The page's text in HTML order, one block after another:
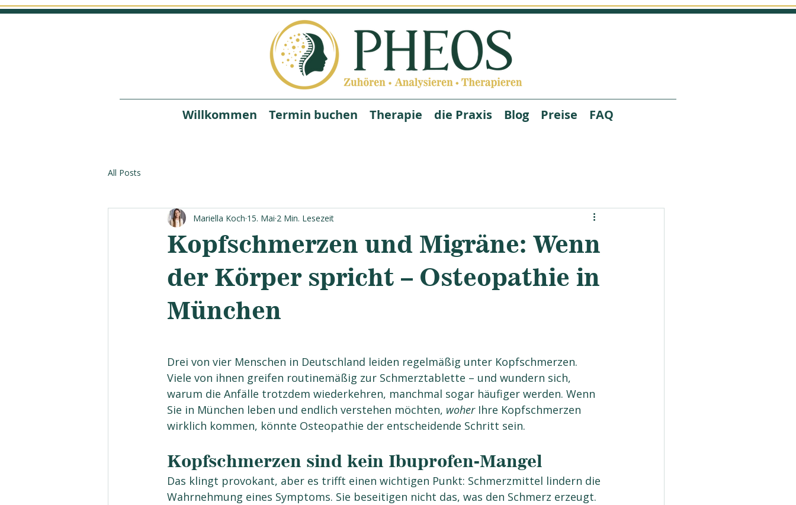
Willkommen Termin buchen Therapie die Praxis Blog Preise FAQ
All Posts
Kopfschmerzen und Migräne: Wenn
der Körper spricht – Osteopathie in
München
Mariella Koch 15. Mai 2 Min. Lesezeit
Drei von vier Menschen in Deutschland leiden regelmäßig unter Kopfschmerzen.
Viele von ihnen greifen routinemäßig zur Schmerztablette – und wundern sich,
warum die Anfälle trotzdem wiederkehren, manchmal sogar häufiger werden. Wenn
Sie in München leben und endlich verstehen möchten, woher Ihre Kopfschmerzen
wirklich kommen, könnte Osteopathie der entscheidende Schritt sein.
Kopfschmerzen sind kein Ibuprofen-Mangel
Das klingt provokant, aber es trifft einen wichtigen Punkt: Schmerzmittel lindern die
Wahrnehmung eines Symptoms. Sie beseitigen nicht das, was den Schmerz erzeugt.